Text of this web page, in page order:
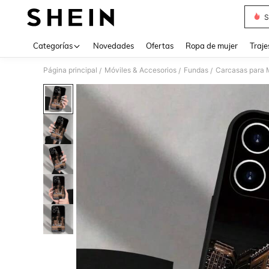
Categorías Novedades Ofertas Ropa de mujer
Página principal / Móviles & Accesorios / Fundas / Carcasas para